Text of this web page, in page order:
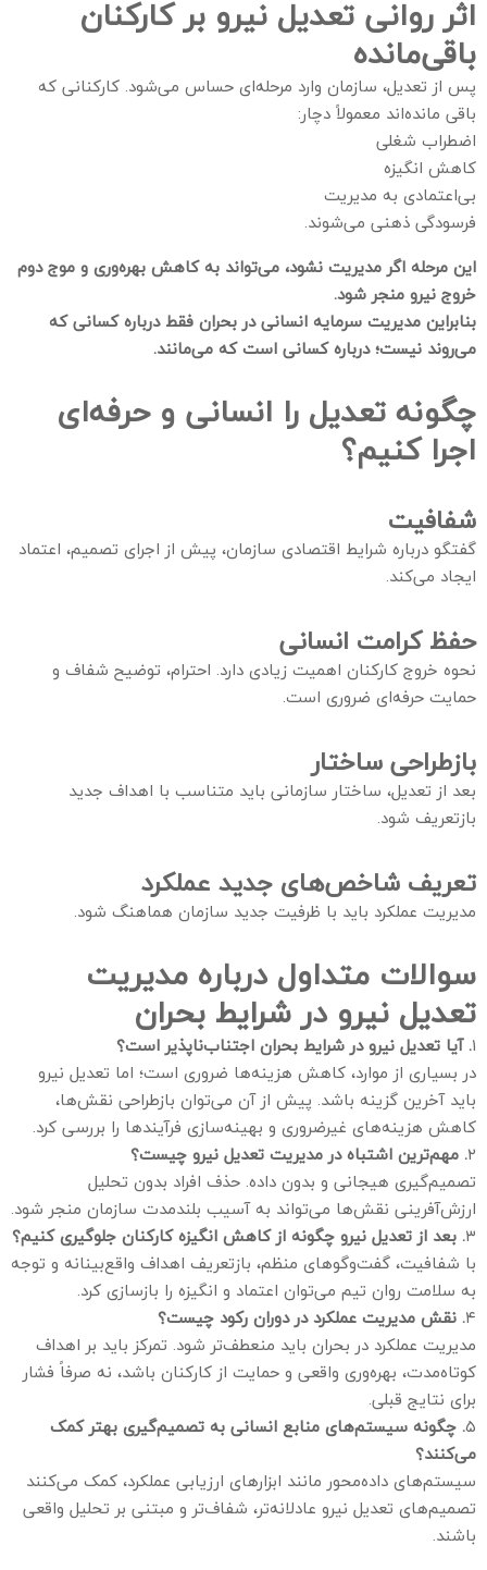
اثر روانی تعدیل نیرو بر کارکنان
باقی‌مانده
پس از تعدیل، سازمان وارد مرحله‌ای حساس می‌شود. کارکنانی که
باقی مانده‌اند معمولاً دچار:
اضطراب شغلی
کاهش انگیزه
بی‌اعتمادی به مدیریت
فرسودگی ذهنی می‌شوند.
این مرحله اگر مدیریت نشود، می‌تواند به کاهش بهره‌وری و موج دوم
خروج نیرو منجر شود.
بنابراین مدیریت سرمایه انسانی در بحران فقط درباره کسانی که
می‌روند نیست؛ درباره کسانی است که می‌مانند.
چگونه تعدیل را انسانی و حرفه‌ای
اجرا کنیم؟
شفافیت
گفتگو درباره شرایط اقتصادی سازمان، پیش از اجرای تصمیم، اعتماد
ایجاد می‌کند.
حفظ کرامت انسانی
نحوه خروج کارکنان اهمیت زیادی دارد. احترام، توضیح شفاف و
حمایت حرفه‌ای ضروری است.
بازطراحی ساختار
بعد از تعدیل، ساختار سازمانی باید متناسب با اهداف جدید
بازتعریف شود.
تعریف شاخص‌های جدید عملکرد
مدیریت عملکرد باید با ظرفیت جدید سازمان هماهنگ شود.
سوالات متداول درباره مدیریت
تعدیل نیرو در شرایط بحران
۱. آیا تعدیل نیرو در شرایط بحران اجتناب‌ناپذیر است؟
در بسیاری از موارد، کاهش هزینه‌ها ضروری است؛ اما تعدیل نیرو
باید آخرین گزینه باشد. پیش از آن می‌توان بازطراحی نقش‌ها،
کاهش هزینه‌های غیرضروری و بهینه‌سازی فرآیندها را بررسی کرد.
۲. مهم‌ترین اشتباه در مدیریت تعدیل نیرو چیست؟
تصمیم‌گیری هیجانی و بدون داده. حذف افراد بدون تحلیل
ارزش‌آفرینی نقش‌ها می‌تواند به آسیب بلندمدت سازمان منجر شود.
۳. بعد از تعدیل نیرو چگونه از کاهش انگیزه کارکنان جلوگیری کنیم؟
با شفافیت، گفت‌وگوهای منظم، بازتعریف اهداف واقع‌بینانه و توجه
به سلامت روان تیم می‌توان اعتماد و انگیزه را بازسازی کرد.
۴. نقش مدیریت عملکرد در دوران رکود چیست؟
مدیریت عملکرد در بحران باید منعطف‌تر شود. تمرکز باید بر اهداف
کوتاه‌مدت، بهره‌وری واقعی و حمایت از کارکنان باشد، نه صرفاً فشار
برای نتایج قبلی.
۵. چگونه سیستم‌های منابع انسانی به تصمیم‌گیری بهتر کمک
می‌کنند؟
سیستم‌های داده‌محور مانند ابزارهای ارزیابی عملکرد، کمک می‌کنند
تصمیم‌های تعدیل نیرو عادلانه‌تر، شفاف‌تر و مبتنی بر تحلیل واقعی
باشند.